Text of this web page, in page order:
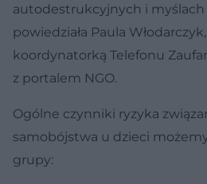
autodestrukcyjnych i myślach
powiedziała Paula
koordynatorką Telefonu
z portalem NGO.
Ogólne czynniki ryzyka
samobójstwa u dzieci
grupy: